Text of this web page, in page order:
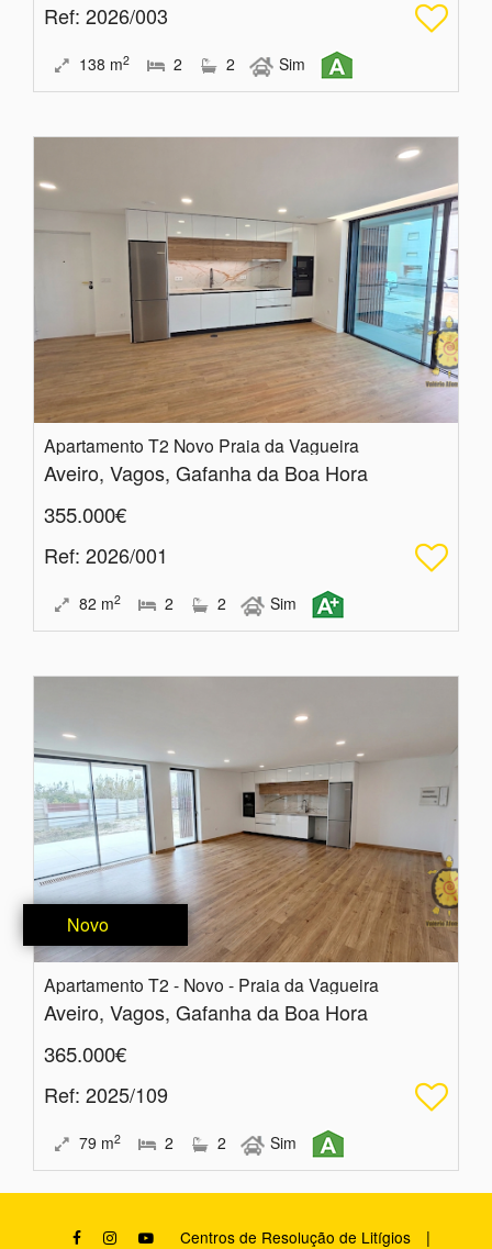
Ref: 2026/003
138 m2 2 2 Sim
Apartamento T2 Novo Praia da Vagueira
Aveiro, Vagos, Gafanha da Boa Hora
355.000€
Ref: 2026/001
82 m2 2 2 Sim
Novo
Apartamento T2 - Novo - Praia da Vagueira
Aveiro, Vagos, Gafanha da Boa Hora
365.000€
Ref: 2025/109
79 m2 2 2 Sim
Centros de Resolução de Litígios |